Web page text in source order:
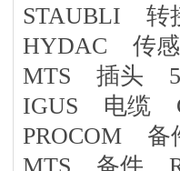
STAUBLI 转
HYDAC 传感
MTS 插头
IGUS 电缆
PROCOM 备